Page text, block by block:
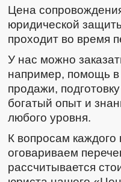
Цена
юридической
проходит во время
У нас можно
например, помощь в
продажи,
богатый опыт и
любого уровня.
К вопросам
оговариваем
рассчитывается